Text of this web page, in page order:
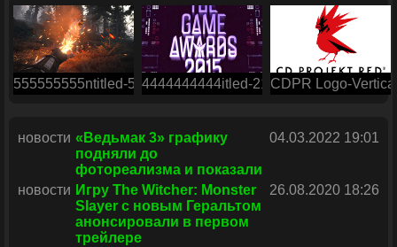
555555555ntitled-5 4444444444itled-21 CDPR Logo-
новости «Ведьмак 3» графику
подняли до
фотореализма и показали
04.03.2022 19:01
новости Игру The Witcher: Monster
Slayer с новым Геральтом
анонсировали в первом
трейлере
26.08.2020 18:26